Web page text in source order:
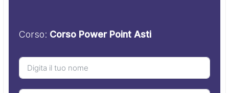
Corso: Corso Power Point Asti